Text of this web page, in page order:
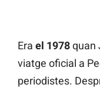
Era el 1978quan
viatge oficial a
periodistes.